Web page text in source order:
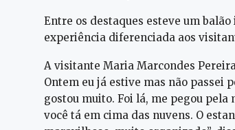
Entre os destaques esteve um
experiência diferenciada aos
A visitante Maria Marcondes
Ontem eu já estive mas não passei
gostou muito. Foi lá, me pegou pela
você tá em cima das nuvens. O